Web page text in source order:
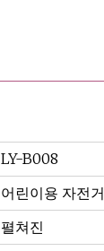
LY-B008
어린이용 자전거
펼쳐진